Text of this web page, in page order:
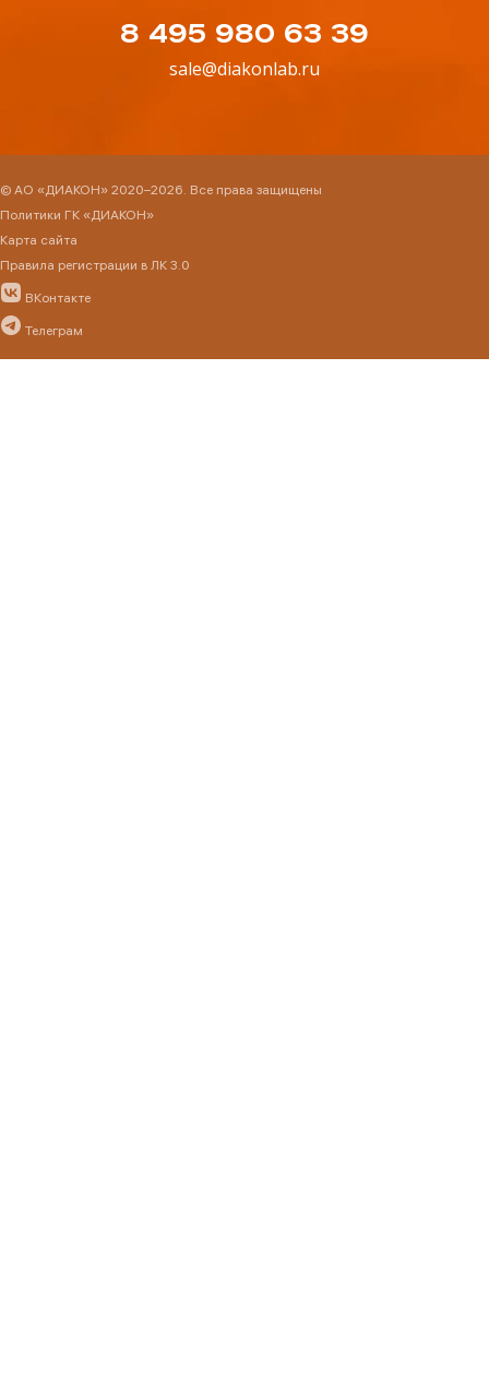
8 495 980 63 39
sale@diakonlab.ru
© АО «ДИАКОН» 2020–2026. Все права защищены
Политики ГК «ДИАКОН»
Карта сайта
Правила регистрации в ЛК 3.0
ВКонтакте
Телеграм